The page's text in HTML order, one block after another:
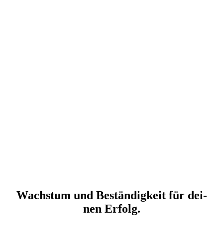
Wachs­tum und Bestän­dig­keit für dei­
nen Erfolg.